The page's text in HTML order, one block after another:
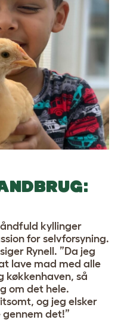
kyllinger
for selvforsyning.
Rynell. ”Da jeg
lave mad med alle
køkkenhaven, så
om det hele.
og jeg elsker
det!”